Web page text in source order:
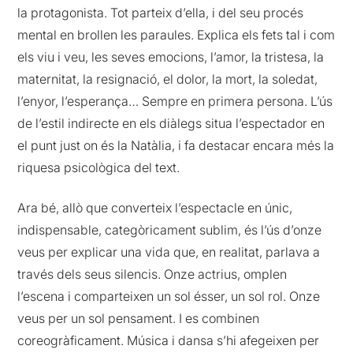
la protagonista. Tot parteix d’ella, i del seu procés
mental en brollen les paraules. Explica els fets tal i com
els viu i veu, les seves emocions, l’amor, la tristesa, la
maternitat, la resignació, el dolor, la mort, la soledat,
l’enyor, l’esperança… Sempre en primera persona. L’ús
de l’estil indirecte en els diàlegs situa l’espectador en
el punt just on és la Natàlia, i fa destacar encara més la
riquesa psicològica del text.
Ara bé, allò que converteix l’espectacle en únic,
indispensable, categòricament sublim, és l’ús d’onze
veus per explicar una vida que, en realitat, parlava a
través dels seus silencis. Onze actrius, omplen
l’escena i comparteixen un sol ésser, un sol rol. Onze
veus per un sol pensament. I es combinen
coreogràficament. Música i dansa s’hi afegeixen per